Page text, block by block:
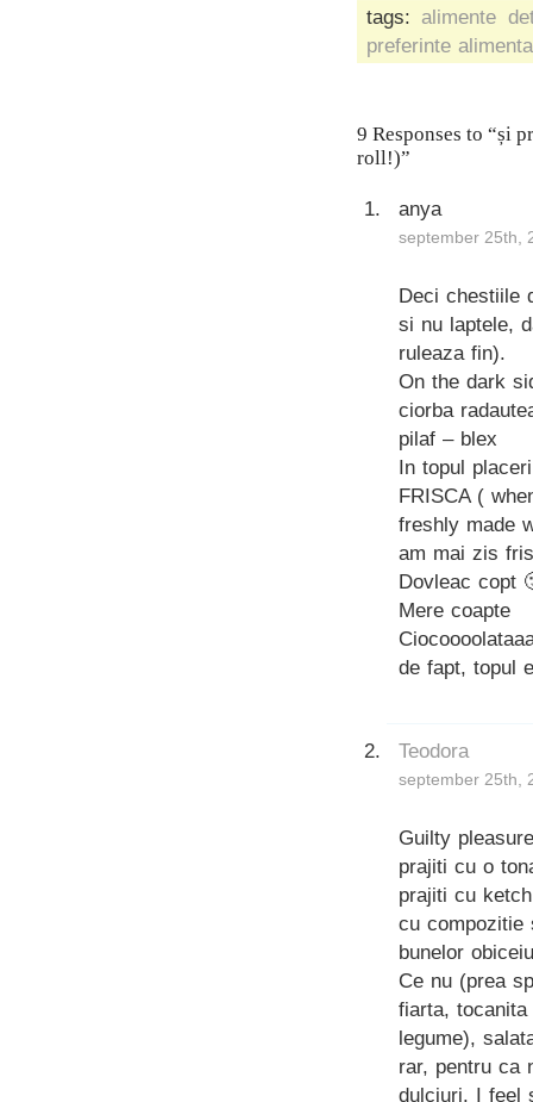
tags: alimente
preferinte
9 Responses to “și
roll!)”
anya
september 25th,
Deci chestiile
si nu laptele,
ruleaza fin).
On the dark
ciorba
pilaf – blex
In topul
FRISCA (
freshly made
am mai zis
Dovleac copt
Mere coapte
de fapt, topul
Teodora
september 25th,
Guilty
prajiti cu o
prajiti cu
cu compozitie
bunelor
Ce nu (prea
fiarta,
legume),
rar, pentru ca
dulciuri. I feel